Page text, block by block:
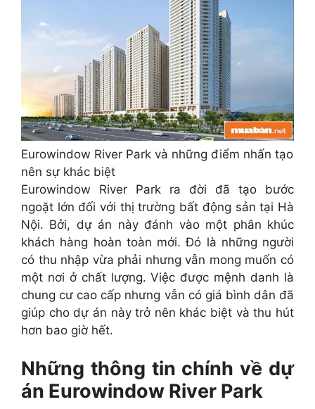
Eurowindow River Park và những điểm nhấn tạo
nên sự khác biệt
Eurowindow River Park ra đời đã tạo bước
ngoặt lớn đối với thị trường bất động sản tại Hà
Nội. Bởi, dự án này đánh vào một phân khúc
khách hàng hoàn toàn mới. Đó là những người
có thu nhập vừa phải nhưng vẫn mong muốn có
một nơi ở chất lượng. Việc được mệnh danh là
chung cư cao cấp nhưng vẫn có giá bình dân đã
giúp cho dự án này trở nên khác biệt và thu hút
hơn bao giờ hết.
Những thông tin chính về dự
án Eurowindow River Park